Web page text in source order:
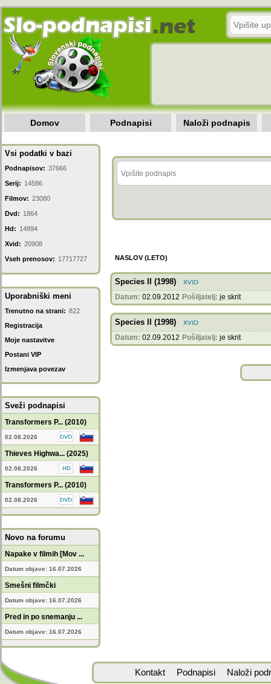
Domov Podnapisi Naloži podnapis
Vsi podatki v bazi
Podnapisov: 37666
Serij: 14586
Filmov: 23080
Dvd: 1864
Hd: 14894
Xvid: 20908
Vseh prenosov: 17717727
Uporabniški meni
Trenutno na strani: 822
Registracija
Moje nastavitve
Postani VIP
Izmenjava povezav
Sveži podnapisi
Transformers P... (2010)
02.08.2026
Thieves Highwa... (2025)
02.08.2026
Transformers P... (2010)
02.08.2026
Novo na forumu
Napake v filmih [Mov ...
Datum objave: 16.07.2026
Smešni filmčki
Datum objave: 16.07.2026
Pred in po snemanju ...
Datum objave: 16.07.2026
NASLOV (LETO)
Species II (1998)
Datum: 02.09.2012 Pošiljatelj: je skrit
Species II (1998)
Datum: 02.09.2012 Pošiljatelj: je skrit
Kontakt Podnapisi Naloži